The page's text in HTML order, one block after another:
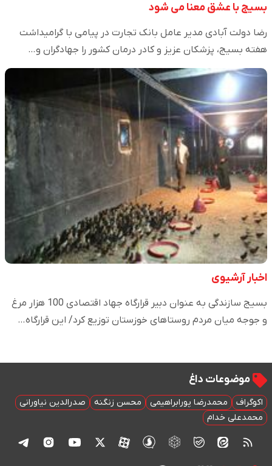
بسیج با عشق معنا می شود
رضا دولت آبادی مدیر عامل بانک تجارت در پیامی با گرامیداشت
هفته بسیج، پزشکان عزیز و کادر درمان کشور را جهادگران و…
اخبار آرشیوی
بسیج سازندگی به عنوان دبیر قرارگاه جهاد اقتصادی 100 هزار مرغ
و جوجه میان مردم روستاهای خوزستان توزیع کرد/ این قرارگاه…
موضوعات داغ
اکوگراف محمدرضا پورابراهیمی محسن زنگنه
صدرالدین نیاورانی
محمدعلی خدام